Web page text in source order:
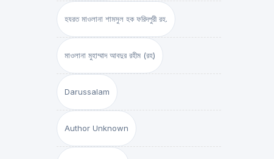
হযরত মাওলানা শামসুল হক ফরিদপুরী রহ.
মাওলানা মুহাম্মাদ আবদুর রহীম (রহ)
Darussalam
Author Unknown